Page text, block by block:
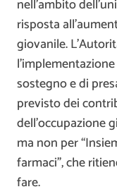
nell’ambito
risposta
giovanile.
sostegno e di
previsto dei
dell’occupazione
ma non per
farmaci”, che
fare.